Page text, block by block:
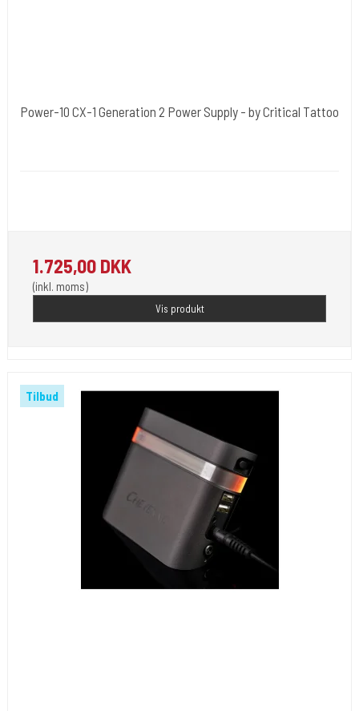
Power-10 CX-1 Generation 2 Power Supply - by Critical Tattoo
1.725,00 DKK
(inkl. moms)
Vis produkt
Tilbud